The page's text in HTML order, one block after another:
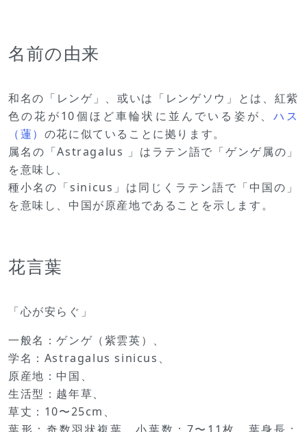
名前の由来
和名の「レンゲ」、或いは「レンゲソウ」とは、紅紫
色の花が10個ほど車輪状に並んでいる姿が、ハス
（蓮） の花に似ていることに拠ります。
属名の「Astragalus 」はラテン語で「ゲンゲ属の」
を意味し、
種小名の「sinicus」は同じくラテン語で「中国の」
を意味し、中国が原産地であることを示します。
花言葉
「心が安らぐ」
一般名：ゲンゲ（紫雲英）、
学名：Astragalus sinicus、
原産地：中国、
生活型：越年草、
草丈：10〜25cm、